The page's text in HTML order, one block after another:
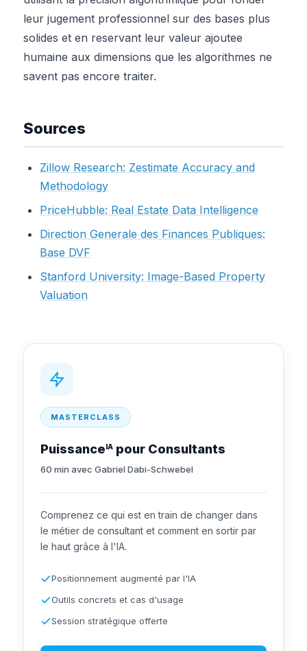
leur jugement professionnel sur des bases plus
solides et en reservant leur valeur ajoutee
humaine aux dimensions que les algorithmes ne
savent pas encore traiter.
Sources
Zillow Research: Zestimate Accuracy and
Methodology
PriceHubble: Real Estate Data Intelligence
Direction Generale des Finances Publiques:
Base DVF
Stanford University: Image-Based Property
Valuation
MASTERCLASS
Puissance IA pour Consultants
60 min avec Gabriel Dabi-Schwebel
Comprenez ce qui est en train de changer dans
le métier de consultant et comment en sortir par
le haut grâce à l'IA.
Positionnement augmenté par l'IA
Outils concrets et cas d'usage
Session stratégique offerte